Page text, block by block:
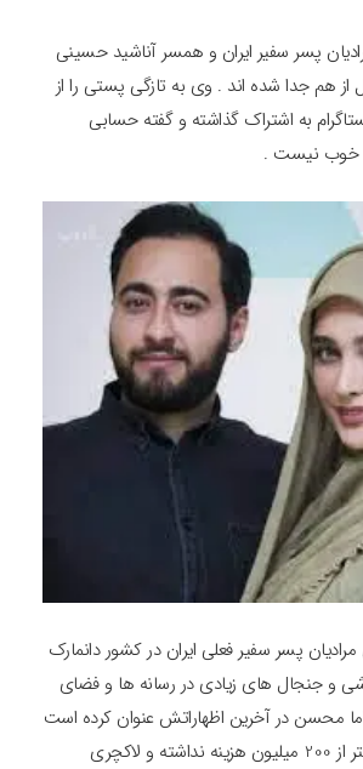
پسر سفیر ایران و همسر آناشید حسینی
هم جدا شده اند . وی به تازگی پستی را از
به اشتراک گذاشته و گفته حسابی
خوب نیست .
پسر سفیر فعلی ایران در کشور دانمارک
و جنجال های زیادی در رسانه ها و فضای
محسن در آخرین اظهاراتش عنوان کرده است
که مراسم ازدواج بیشتر از 200 میلیون هزینه نداشته و لاکچری